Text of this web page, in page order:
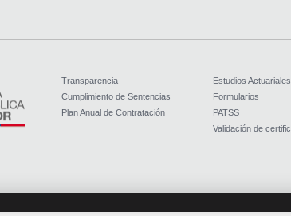
Transparencia
Cumplimiento de Sentencias
Plan Anual de Contratación
Estudios Actuariales
Formularios
PATSS
Validación de